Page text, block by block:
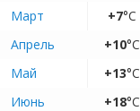
Март
+7°C
Апрель
+10°C
Май
+13°C
Июнь
+18°C